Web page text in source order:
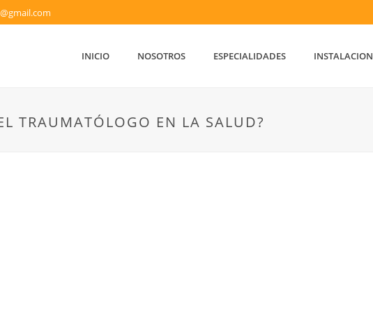
INICIO NOSOTROS ESPECIALIDADES
TRAUMATÓLOGO EN LA SALUD?